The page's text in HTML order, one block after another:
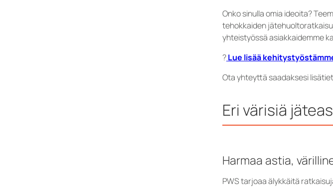
Onko sinulla omia ideoita?
tehokkaiden
yhteistyössä asiakkaidemme
?Lue lisää
Ota yhteyttä saadaksesi
Eri värisiä
Harmaa astia,
PWS tarjoaa älykkäitä